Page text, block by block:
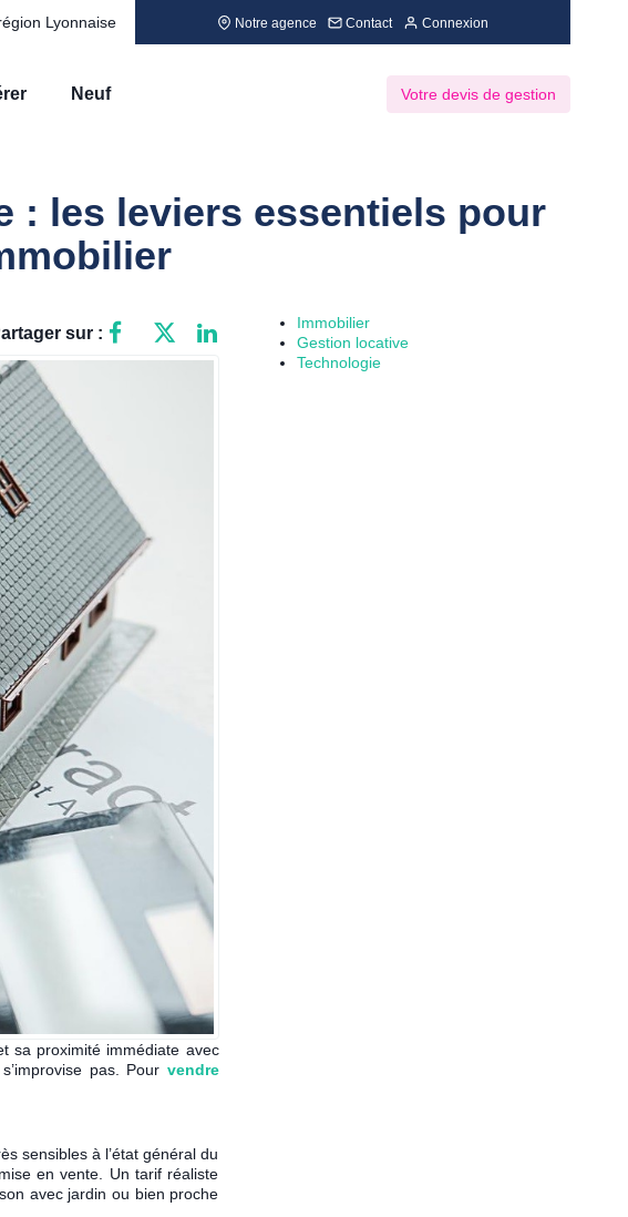
Lyonnaise Notre agence Contact Connexion
Neuf Votre devis de gestion
: les leviers essentiels pour
sur :
sa proximité immédiate avec
pas. Pour vendre
sensibles à l’état général du
en vente. Un tarif réaliste
avec jardin ou bien proche
Immobilier
Gestion locative
Technologie